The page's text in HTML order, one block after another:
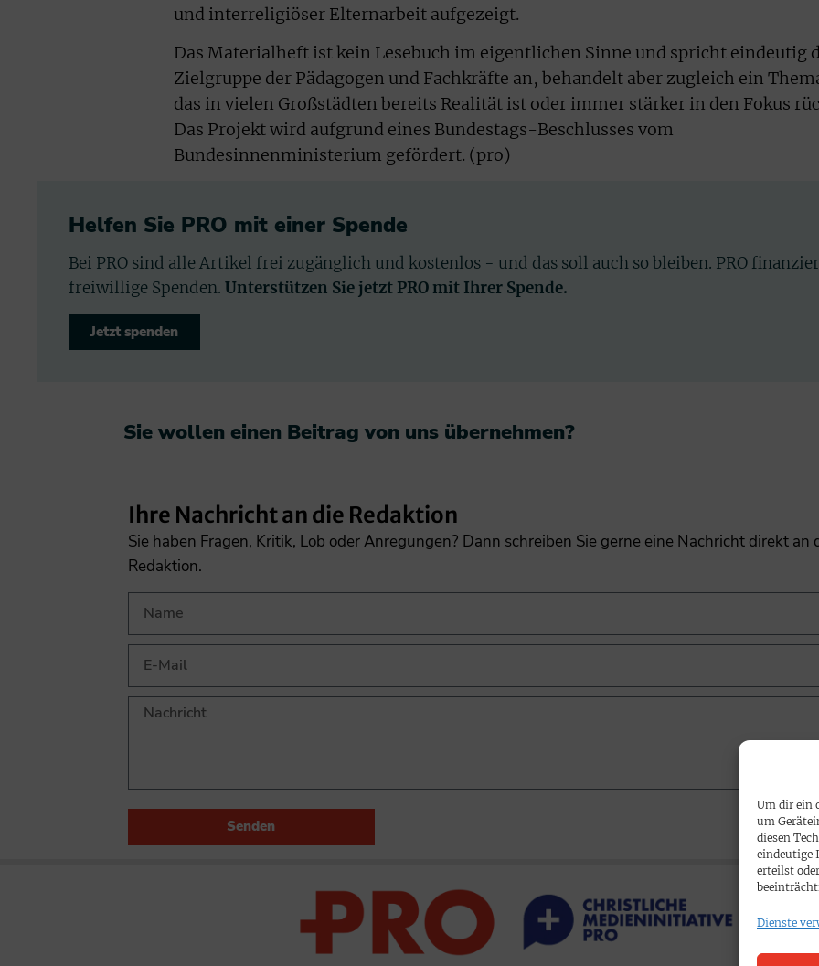
Um dir ein
um
diesen
eindeutige
erteilst
Dienste
und interreligiöser Elternarbeit aufgezeigt.
Das Materialheft ist kein Lesebuch im eigentlichen Sinne und spricht eindeutig
Zielgruppe der Pädagogen und Fachkräfte an, behandelt aber zugleich ein
das in vielen Großstädten bereits Realität ist oder immer stärker in den Fokus
Das Projekt wird aufgrund eines Bundestags-Beschlusses vom
Bundesinnenministerium gefördert. (pro)
Helfen Sie PRO mit einer Spende
Bei PRO sind alle Artikel frei zugänglich und kostenlos - und das soll auch so bleiben. PRO
freiwillige Spenden. Unterstützen Sie jetzt PRO mit Ihrer Spende.
Jetzt spenden
Sie wollen einen Beitrag von uns übernehmen?​
Ihre Nachricht an die Redaktion
Sie haben Fragen, Kritik, Lob oder Anregungen? Dann schreiben Sie gerne eine Nachricht direkt an
Redaktion.
Senden